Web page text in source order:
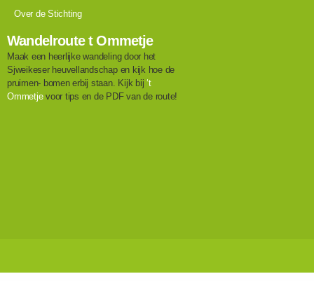
Over de Stichting
Wandelroute t Ommetje
Maak een heerlijke wandeling door het
Sjweikeser heuvellandschap en kijk hoe de
pruimen- bomen erbij staan. Kijk bij‘t
Ommetjevoor tips en de PDF van de route!